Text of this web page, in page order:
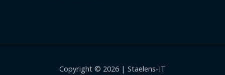
Copyright © 2026 | Staelens-IT